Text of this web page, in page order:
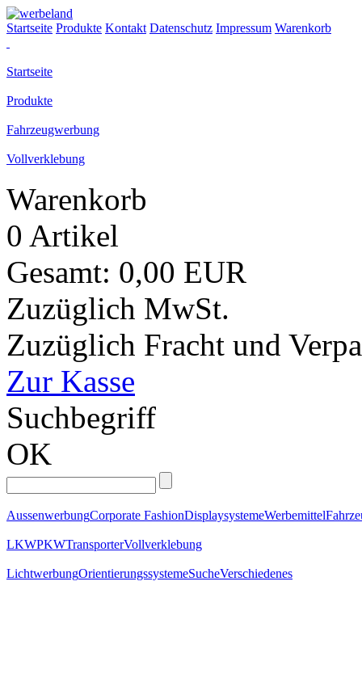
Startseite Produkte Kontakt Datenschutz Impressum Warenkorb
Startseite
Produkte
Fahrzeugwerbung
Vollverklebung
Warenkorb
0 Artikel
Gesamt: 0,00 EUR
Zuzüglich MwSt.
Zuzüglich Fracht und
Zur Kasse
Suchbegriff
OK
AussenwerbungCorporate FashionDisplaysystemeWerbemittel
LKWPKWTransporterVollverklebung
LichtwerbungOrientierungssystemeSucheVerschiedenes